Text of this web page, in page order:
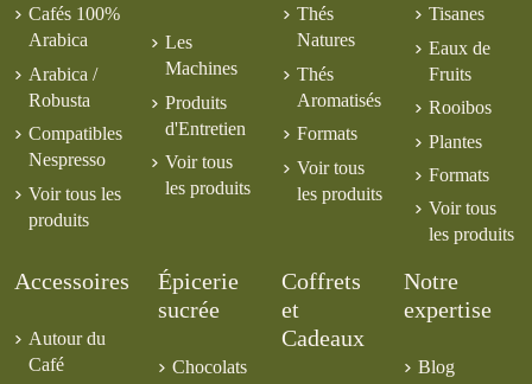
Cafés 100%
Arabica
Arabica /
Robusta
Compatibles
Nespresso
Voir tous les
produits
Les
Machines
Produits
d'Entretien
Voir tous
les produits
Thés
Natures
Thés
Aromatisés
Formats
Voir tous
les produits
Tisanes
Eaux de
Fruits
Rooibos
Plantes
Formats
Voir tous
les produits
Accessoires
Autour du
Café
Épicerie
sucrée
Chocolats
Coffrets
et
Cadeaux
Notre
expertise
Blog